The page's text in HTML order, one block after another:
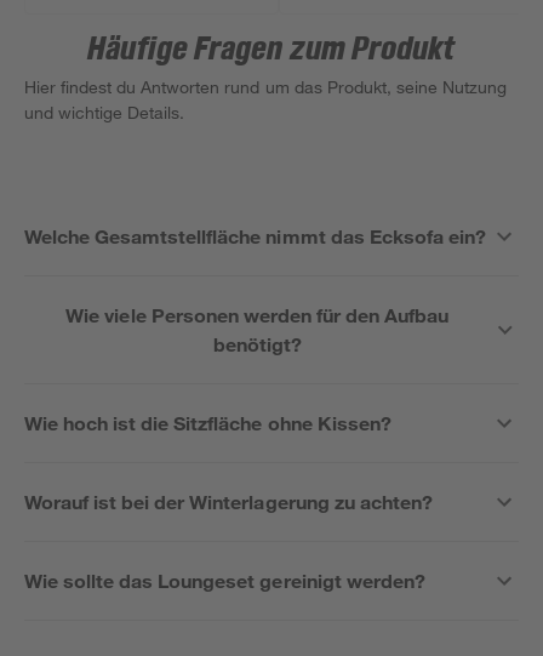
Häufige Fragen zum Produkt
Hier findest du Antworten rund um das Produkt, seine Nutzung
und wichtige Details.
Welche Gesamtstellfläche nimmt das Ecksofa ein?
Wie viele Personen werden für den Aufbau
benötigt?
Wie hoch ist die Sitzfläche ohne Kissen?
Worauf ist bei der Winterlagerung zu achten?
Wie sollte das Loungeset gereinigt werden?